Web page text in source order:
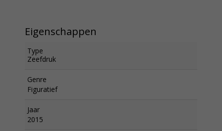
Eigenschappen
Type
Zeefdruk
Genre
Figuratief
Jaar
2015